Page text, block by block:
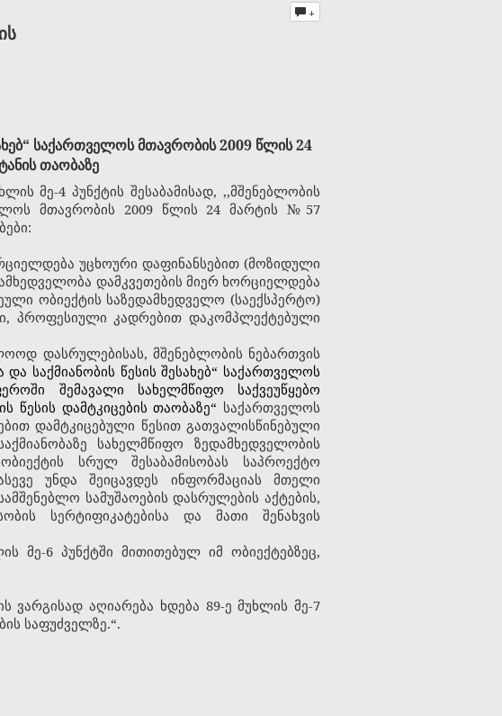
+
საქართველოს მთავრობის 2009 წლის 24
თაობაზე
მე-4 პუნქტის შესაბამისად, ,,მშენებლობის
მთავრობის 2009 წლის 24 მარტის №57
უცხოური დაფინანსებით (მოზიდული
დამკვეთების მიერ ხორციელდება
ობიექტის საზედამხედველო (საექსპერტო)
პროფესიული კადრებით დაკომპლექტებული
დასრულებისას, მშენებლობის ნებართვის
საქმიანობის წესის შესახებ“ საქართველოს
შემავალი სახელმწიფო საქვეუწყებო
წესის დამტკიცების თაობაზე“ საქართველოს
დამტკიცებული წესითგათვალისწინებული
სახელმწიფო ზედამხედველობის
სრულ შესაბამისობას საპროექტო
უნდა შეიცავდეს ინფორმაციას მთელი
სამუშაოების დასრულების აქტების,
სერტიფიკატებისა და მათი შენახვის
მე-6 პუნქტში მითითებულ იმ ობიექტებზეც,
ვარგისად აღიარება ხდება 89-ე მუხლის მე-7
საფუძველზე.“.